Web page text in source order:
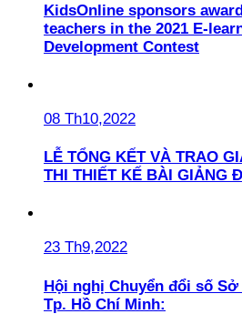
KidsOnline sponsors
teachers in the 2021 E-
Development Contest
08 Th10,2022
LỄ TỔNG KẾT VÀ TRAO
THI THIẾT KẾ BÀI GIẢNG
23 Th9,2022
Hội nghị Chuyển đổi số
Tp. Hồ Chí Minh: